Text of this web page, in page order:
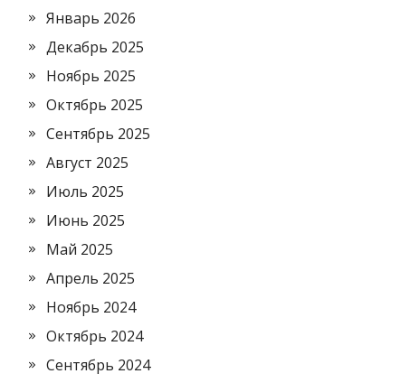
Январь 2026
Декабрь 2025
Ноябрь 2025
Октябрь 2025
Сентябрь 2025
Август 2025
Июль 2025
Июнь 2025
Май 2025
Апрель 2025
Ноябрь 2024
Октябрь 2024
Сентябрь 2024